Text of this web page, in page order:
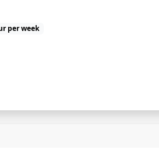
per week